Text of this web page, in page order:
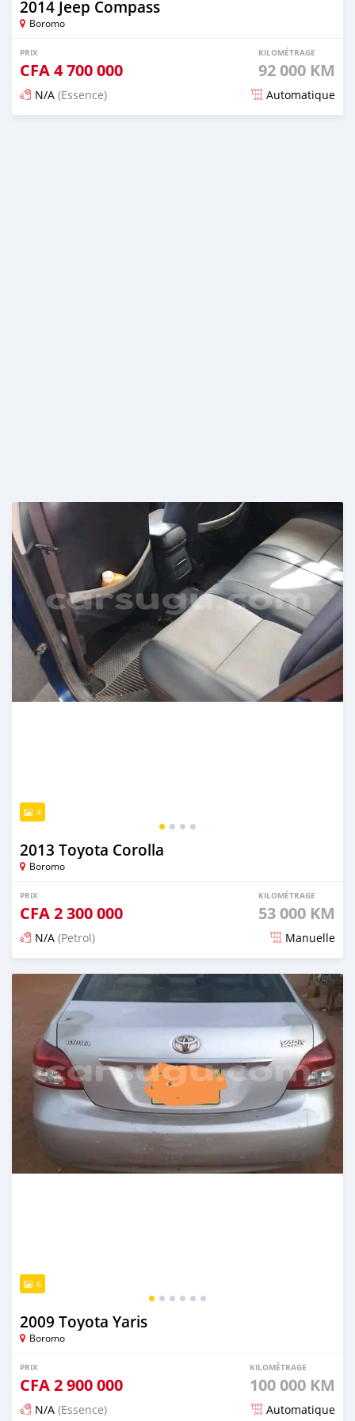
2014 Jeep Compass
Boromo
PRIX
CFA4 700 000
KILOMÉTRAGE
92 000 KM
N/A (Essence) Automatique
4
2013 Toyota Corolla
Boromo
PRIX
CFA2 300 000
KILOMÉTRAGE
53 000 KM
N/A (Petrol) Manuelle
Publié il y a 5 mois
6
2009 Toyota Yaris
Boromo
PRIX
CFA2 900 000
KILOMÉTRAGE
100 000 KM
N/A (Essence) Automatique